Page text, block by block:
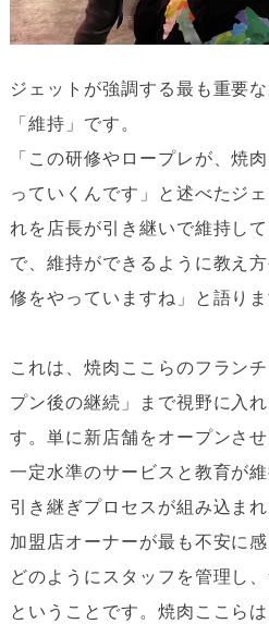
ジェットが強調する最も重要
「維持」です。
「この研修やロープレが、焼
っていくんです」と述べたジ
れを店長が引き継いで維持し
で、維持ができるように教え
修をやっていますね」と語りま
これは、焼肉ここらのフラン
プン後の継続」まで視野に入
す。単に新店舗をオープンさ
一定水準のサービスと教育が
引き継ぎプロセスが組み込まれ
加盟店オーナーが最も不安に
どのようにスタッフを管理し
ということです。焼肉ここら